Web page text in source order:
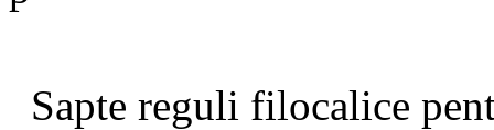
Sapte reguli filocalice